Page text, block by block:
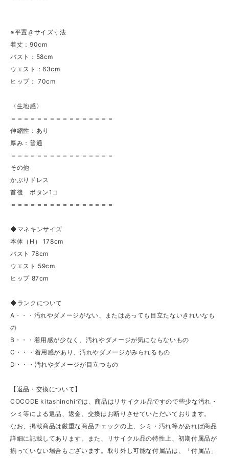
※平置きサイズ寸法
着丈：90cm
バスト：58cm
ウエスト：63cm
ヒップ： 70cm
〈生地感〉
＝＝＝＝＝＝＝＝＝＝＝＝＝＝＝＝
伸縮性：あり
厚み：普通
＝＝＝＝＝＝＝＝＝＝＝＝＝＝＝＝
その他
かぶりドレス
首後 ボタン1コ
＝＝＝＝＝＝＝＝＝＝＝＝＝＝＝＝
◆マネキンサイズ
本体（H） 178cm
バスト 78cm
ウエスト 59cm
ヒップ 87cm
◆ランクについて
A・・・汚れやダメージがない、またはあっても目立たないきれいなも
の
B・・・着用感が少なく、汚れやダメージが気にならないもの
C・・・着用感があり、汚れやダメージがみられるもの
D・・・汚れやダメージが目立つもの
【返品・交換について】
COCODE kitashinchiでは、商品はリサイクル品ですので些少な汚れ・
シミ等による返品、返金、交換はお断りさせていただいております。
なお、掲載商品は厳重な商品チェックの上、シミ・汚れ等があれば商品
詳細に記載してあります。また、リサイクル品の特性上、初期付属品が
揃っていない場合もございます。取り外し可能な付属品は、「付属品」